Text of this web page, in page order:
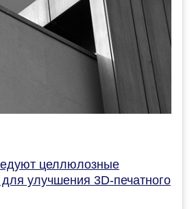
целлюлозные
улучшения 3D-печатного